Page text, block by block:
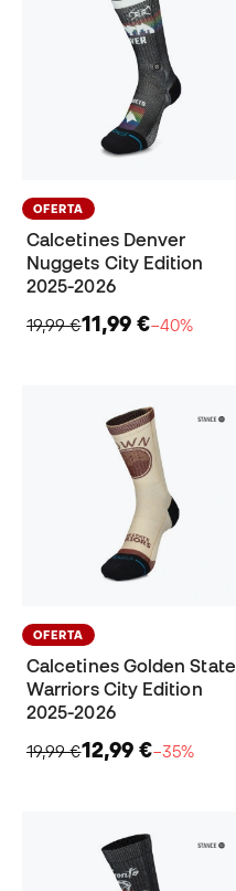
OFERTA
Calcetines Denver
Nuggets City Edition
2025-2026
19,99 €11,99 €−40%
OFERTA
Calcetines Golden State
Warriors City Edition
2025-2026
19,99 €12,99 €−35%